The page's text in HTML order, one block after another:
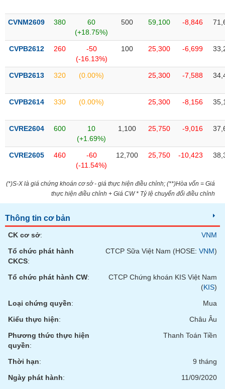
CVNM2609 380
60
(+18.75%)
500 59,100 -8,846
CVPB2612 260
-50
(-16.13%)
100 25,300 -6,699
CVPB2613 320 (0.00%) 25,300 -7,588
CVPB2614 330 (0.00%) 25,300 -8,156
CVRE2604 600
10
(+1.69%)
1,100 25,750 -9,016
CVRE2605 460
-60
(-11.54%)
12,700 25,750 -10,423
(*)S-X là giá chứng khoán cơ sở - giá thực hiện điều chỉnh; (**)Hòa vốn = Giá
thực hiện điều chỉnh + Giá CW * Tỷ lệ chuyển đổi điều chỉnh
Thông tin cơ bản
CK cơ sở:
VNM
Tổ chức phát hành
CKCS:
CTCP Sữa Việt Nam (HOSE: VNM)
Tổ chức phát hành CW:
CTCP Chứng khoán KIS Việt Nam
(KIS)
Loại chứng quyền:
Mua
Kiểu thực hiện:
Châu Âu
Phương thức thực hiện
quyền:
Thanh Toán Tiền
Thời hạn:
9 tháng
Ngày phát hành:
11/09/2020
Truyền
tài
chính
Dữ
tài
chính